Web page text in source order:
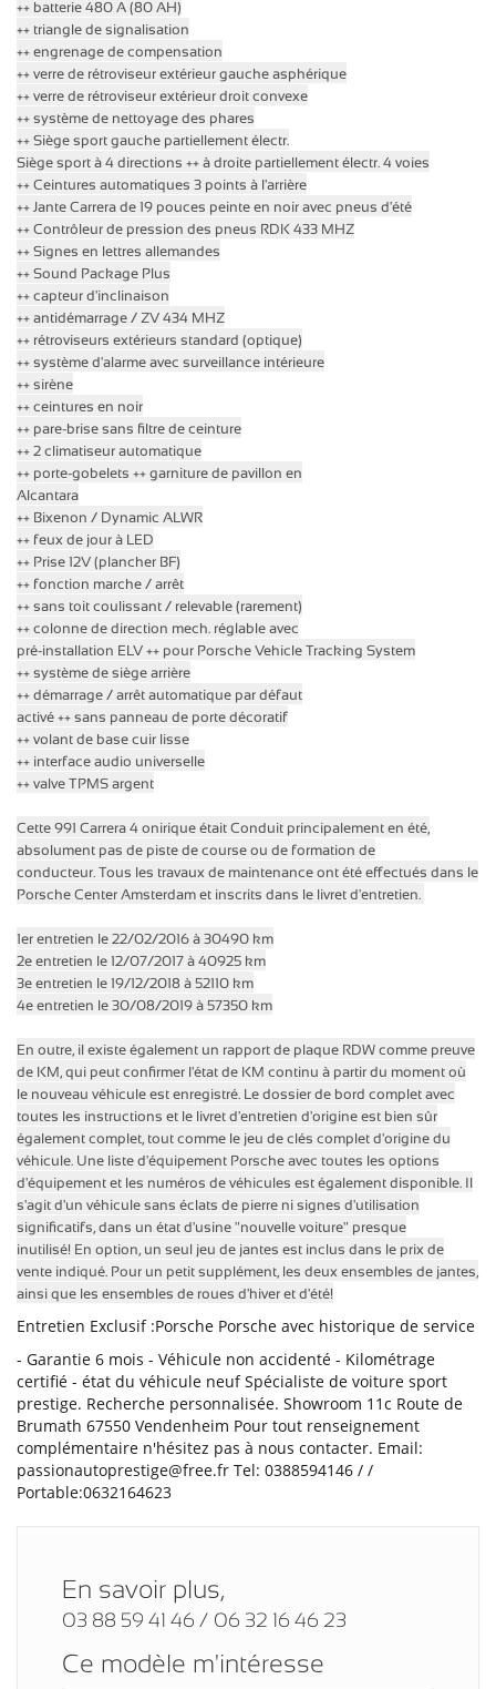
++ batterie 480 A (80 AH)
++ triangle de signalisation
++ engrenage de compensation
++ verre de rétroviseur extérieur gauche asphérique
++ verre de rétroviseur extérieur droit convexe
++ système de nettoyage des phares
++ Siège sport gauche partiellement électr.
Siège sport à 4 directions ++ à droite partiellement électr. 4 voies
++ Ceintures automatiques 3 points à l'arrière
++ Jante Carrera de 19 pouces peinte en noir avec pneus d'été
++ Contrôleur de pression des pneus RDK 433 MHZ
++ Signes en lettres allemandes
++ Sound Package Plus
++ capteur d'inclinaison
++ antidémarrage / ZV 434 MHZ
++ rétroviseurs extérieurs standard (optique)
++ système d'alarme avec surveillance intérieure
++ sirène
++ ceintures en noir
++ pare-brise sans filtre de ceinture
++ 2 climatiseur automatique
++ porte-gobelets ++ garniture de pavillon en
Alcantara
++ Bixenon / Dynamic ALWR
++ feux de jour à LED
++ Prise 12V (plancher BF)
++ fonction marche / arrêt
++ sans toit coulissant / relevable (rarement)
++ colonne de direction mech. réglable avec
pré-installation ELV ++ pour Porsche Vehicle Tracking System
++ système de siège arrière
++ démarrage / arrêt automatique par défaut
activé ++ sans panneau de porte décoratif
++ volant de base cuir lisse
++ interface audio universelle
++ valve TPMS argent
Cette 991 Carrera 4 onirique était Conduit principalement en été,
absolument pas de piste de course ou de formation de
conducteur. Tous les travaux de maintenance ont été effectués dans le
Porsche Center Amsterdam et inscrits dans le livret d'entretien.
1er entretien le 22/02/2016 à 30490 km
2e entretien le 12/07/2017 à 40925 km
3e entretien le 19/12/2018 à 52110 km
4e entretien le 30/08/2019 à 57350 km
En outre, il existe également un rapport de plaque RDW comme preuve
de KM, qui peut confirmer l'état de KM continu à partir du moment où
le nouveau véhicule est enregistré. Le dossier de bord complet avec
toutes les instructions et le livret d'entretien d'origine est bien sûr
également complet, tout comme le jeu de clés complet d'origine du
véhicule. Une liste d'équipement Porsche avec toutes les options
d'équipement et les numéros de véhicules est également disponible. Il
s'agit d'un véhicule sans éclats de pierre ni signes d'utilisation
significatifs, dans un état d'usine "nouvelle voiture" presque
inutilisé! En option, un seul jeu de jantes est inclus dans le prix de
vente indiqué. Pour un petit supplément, les deux ensembles de jantes,
ainsi que les ensembles de roues d'hiver et d'été!
Entretien Exclusif :Porsche Porsche avec historique de service
- Garantie 6 mois - Véhicule non accidenté - Kilométrage
certifié - état du véhicule neuf Spécialiste de voiture sport
prestige. Recherche personnalisée. Showroom 11c Route de
Brumath 67550 Vendenheim Pour tout renseignement
complémentaire n'hésitez pas à nous contacter. Email:
passionautoprestige@free.fr Tel: 0388594146 / /
Portable:0632164623
En savoir plus,
03 88 59 41 46 / 06 32 16 46 23
Ce modèle m'intéresse